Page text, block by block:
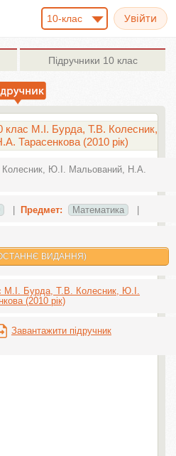
10-клас
Підручники 10 клас
клас М.І. Бурда, Т.В. Колесник,
Тарасенкова (2010 рік)
Ю.І. Мальований, Н.А.
Предмет: Математика
ВИДАННЯ)
М.І. Бурда, Т.В. Колесник, Ю.І.
(2010 рік)
Завантажити підручник